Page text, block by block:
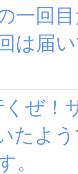
一回
は届
ぜ！
たよ
。